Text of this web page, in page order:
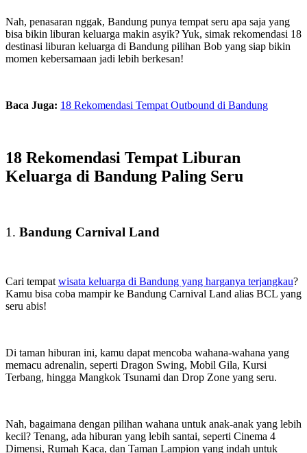
Nah, penasaran nggak, Bandung punya tempat seru apa saja yang
bisa bikin liburan keluarga makin asyik? Yuk, simak rekomendasi 18
destinasi liburan keluarga di Bandung pilihan Bob yang siap bikin
momen kebersamaan jadi lebih berkesan!
Baca Juga: 18 Rekomendasi Tempat Outbound di Bandung
18 Rekomendasi Tempat Liburan
Keluarga di Bandung Paling Seru
1. Bandung Carnival Land
Cari tempatwisata keluarga di Bandung yang harganya terjangkau?
Kamu bisa coba mampir ke Bandung Carnival Land alias BCL yang
seru abis!
Di taman hiburan ini, kamu dapat mencoba wahana-wahana yang
memacu adrenalin, seperti Dragon Swing, Mobil Gila, Kursi
Terbang, hingga Mangkok Tsunami dan Drop Zone yang seru.
Nah, bagaimana dengan pilihan wahana untuk anak-anak yang lebih
kecil? Tenang, ada hiburan yang lebih santai, seperti Cinema 4
Dimensi, Rumah Kaca, dan Taman Lampion yang indah untuk